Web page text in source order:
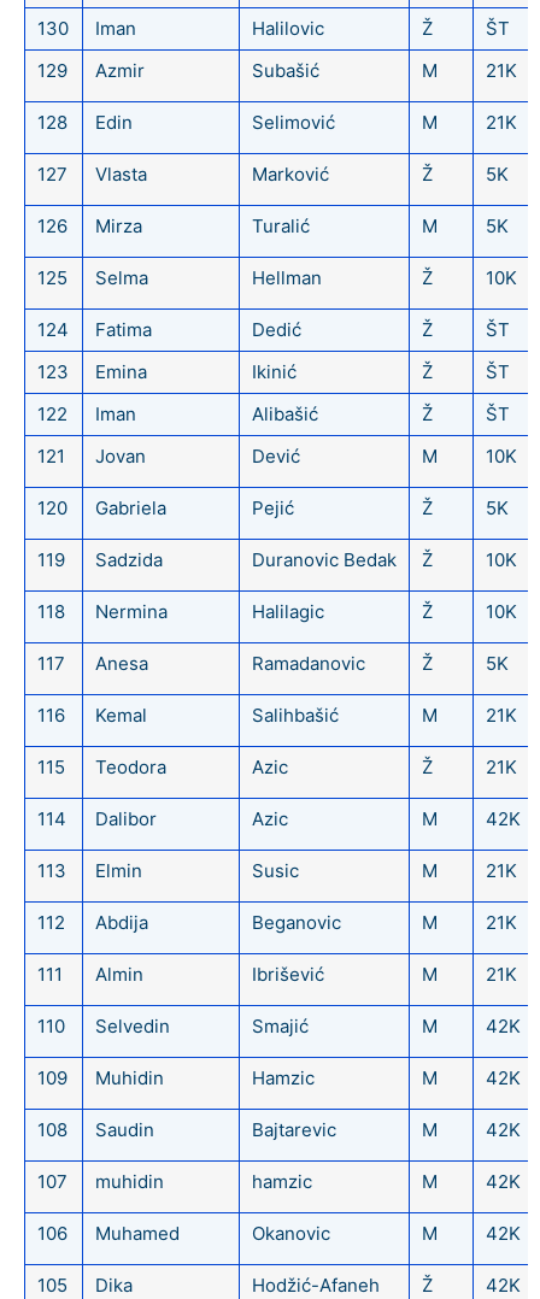
130 Iman Halilovic Ž
ŠT
129
Azmir Subašić M 21K
128 Edin Selimović M 21K
127 Vlasta Marković Ž 5K
126 Mirza Turalić M 5K
125 Selma Hellman Ž 10K
124 Fatima Dedić Ž
ŠT
123
Emina Ikinić Ž
ŠT
122
Iman Alibašić Ž
ŠT
121
Jovan Dević M 10K
120 Gabriela Pejić Ž 5K
119 Sadzida Duranovic Bedak Ž 10K
118 Nermina Halilagic Ž 10K
117 Anesa Ramadanovic Ž 5K
116 Kemal Salihbašić M 21K
115 Teodora Azic Ž 21K
114 Dalibor Azic M 42K
113 Elmin Susic M 21K
112 Abdija Beganovic M 21K
111 Almin Ibrišević M 21K
110 Selvedin Smajić M 42K
109 Muhidin Hamzic M 42K
108 Saudin Bajtarevic M 42K
107 muhidin hamzic M 42K
106 Muhamed Okanovic M 42K
105 Dika Hodžić-Afaneh Ž 42K